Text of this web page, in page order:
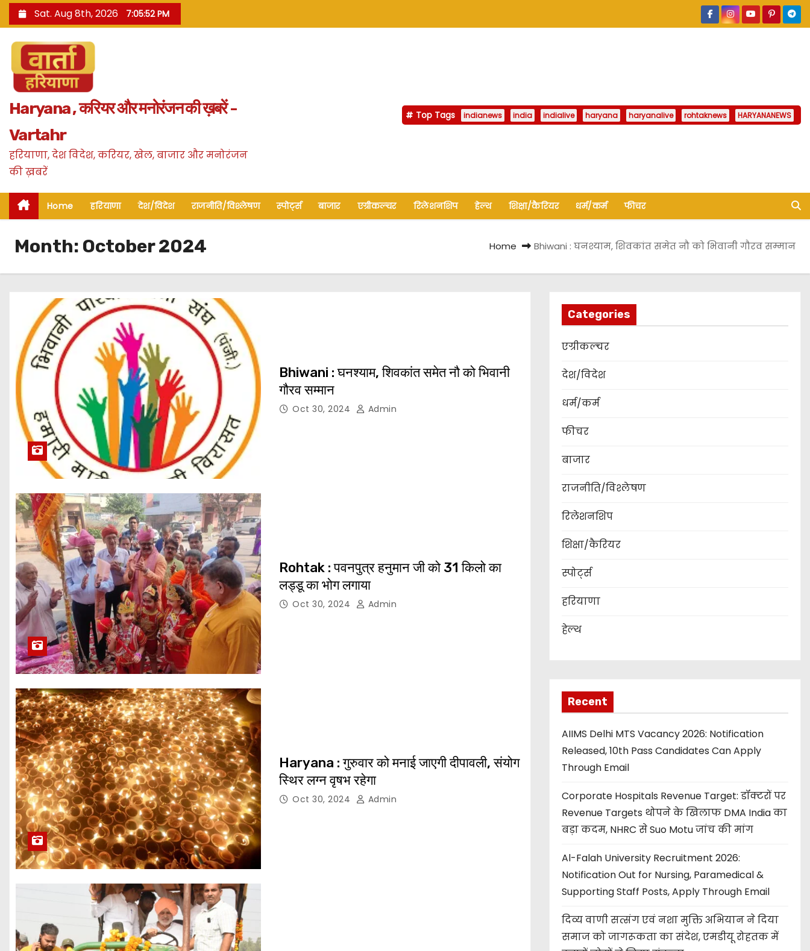
k
n
Sat. Aug 8th, 2026 7:05:53 PM
Haryana , करियर और मनोरंजन की ख़बरें -
Vartahr
हरियाणा, देश विदेश, करियर, खेल, बाजार और मनोरंजन
की ख़बरें
Top Tags indianews india indialive haryana haryanalive rohtaknews HARYANANEWS
Home हरियाणा देश/विदेश राजनीति/विश्लेषण स्पोर्ट्स बाजार एग्रीकल्चर रिलेशनशिप हेल्थ शिक्षा/कैरियर धर्म/कर्म फीचर
Month: October 2024 Home Bhiwani : घनश्याम, शिवकांत समेत नौ को भिवानी गौरव सम्मान
Bhiwani : घनश्याम, शिवकांत समेत नौ को भिवानी
गौरव सम्मान
Oct 30, 2024 Admin
Rohtak : पवनपुत्र हनुमान जी को 31 किलो का
लड्डू का भोग लगाया
Oct 30, 2024 Admin
Haryana : गुरुवार को मनाई जाएगी दीपावली, संयोग
स्थिर लग्न वृषभ रहेगा
Oct 30, 2024 Admin
Categories
एग्रीकल्चर
देश/विदेश
धर्म/कर्म
फीचर
बाजार
राजनीति/विश्लेषण
रिलेशनशिप
शिक्षा/कैरियर
स्पोर्ट्स
हरियाणा
हेल्थ
Recent
AIIMS Delhi MTS Vacancy 2026: Notification
Released, 10th Pass Candidates Can Apply
Through Email
Corporate Hospitals Revenue Target: डॉक्टरों पर
Revenue Targets थोपने के खिलाफ DMA India का
बड़ा कदम, NHRC से Suo Motu जांच की मांग
Al-Falah University Recruitment 2026:
Notification Out for Nursing, Paramedical &
Supporting Staff Posts, Apply Through Email
दिव्य वाणी सत्संग एवं नशा मुक्ति अभियान ने दिया
समाज को जागरूकता का संदेश, एमडीयू रोहतक में